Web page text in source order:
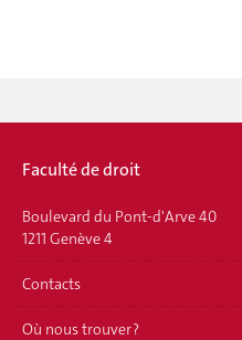
Faculté de droit
Boulevard du Pont-d'Arve 40
1211 Genève 4
Contacts
Où nous trouver ?